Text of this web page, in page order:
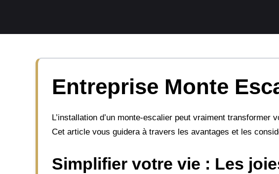
contenu
Entreprise Monte
L’installation d’un monte-escalier peut vraiment
Cet article vous guidera à travers les avantages et les
Simplifier votre vie : Les